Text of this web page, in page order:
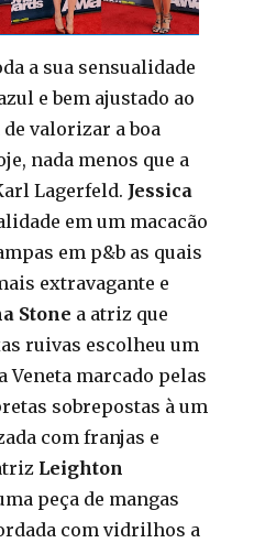
a sua sensualidade
e bem ajustado ao
valorizar a boa
nada menos que a
Lagerfeld. Jessica
em um macacão
em p&b as quais
extravagante e
Stone a atriz que
ruivas escolheu um
Veneta marcado pelas
sobrepostas à um
com franjas e
Leighton
peça de mangas
com vidrilhos a